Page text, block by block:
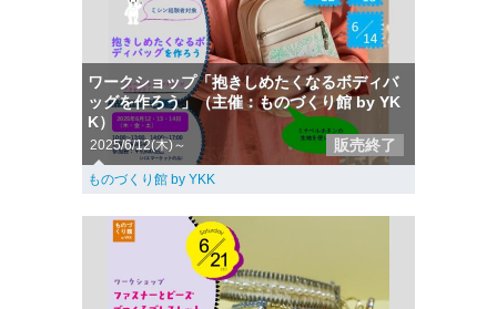
ワークショップ「抱きしめたくなるボディバ
ッグを作ろう」（主催：ものづくり館 by YK
K）
2025/6/12(木)～ 販売終了
ものづくり館 by YKK